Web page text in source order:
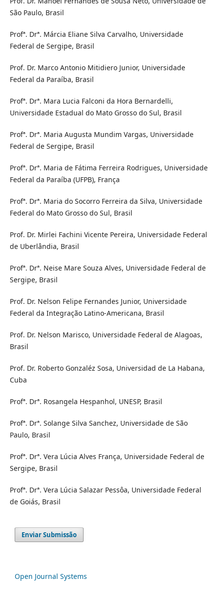
São Paulo, Brasil
Profª. Drª. Márcia Eliane Silva Carvalho, Universidade
Federal de Sergipe, Brasil
Prof. Dr. Marco Antonio Mitidiero Junior, Universidade
Federal da Paraíba, Brasil
Profª. Drª. Mara Lucia Falconi da Hora Bernardelli,
Universidade Estadual do Mato Grosso do Sul, Brasil
Profª. Drª. Maria Augusta Mundim Vargas, Universidade
Federal de Sergipe, Brasil
Profª. Drª. Maria de Fátima Ferreira Rodrigues, Universidade
Federal da Paraíba (UFPB), França
Profª. Drª. Maria do Socorro Ferreira da Silva, Universidade
Federal do Mato Grosso do Sul, Brasil
Prof. Dr. Mirlei Fachini Vicente Pereira, Universidade Federal
de Uberlândia, Brasil
Profª. Drª. Neise Mare Souza Alves, Universidade Federal de
Sergipe, Brasil
Prof. Dr. Nelson Felipe Fernandes Junior, Universidade
Federal da Integração Latino-Americana, Brasil
Prof. Dr. Nelson Marisco, Universidade Federal de Alagoas,
Brasil
Prof. Dr. Roberto Gonzaléz Sosa, Universidad de La Habana,
Cuba
Profª. Drª. Rosangela Hespanhol, UNESP, Brasil
Profª. Drª. Solange Silva Sanchez, Universidade de São
Paulo, Brasil
Profª. Drª. Vera Lúcia Alves França, Universidade Federal de
Sergipe, Brasil
Profª. Drª. Vera Lúcia Salazar Pessôa, Universidade Federal
de Goiás, Brasil
Enviar Submissão
Open Journal Systems